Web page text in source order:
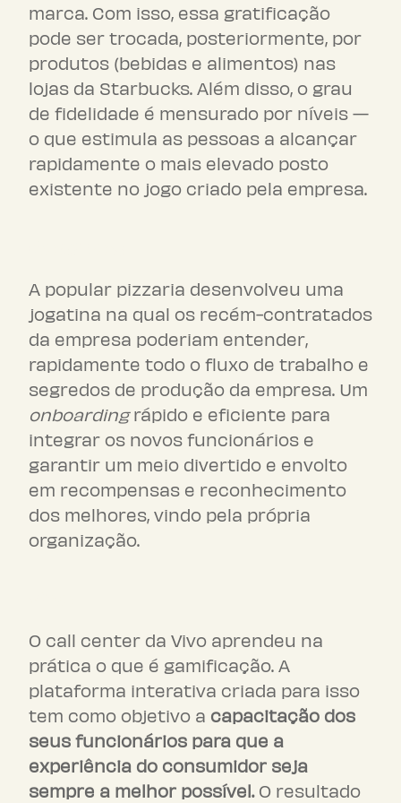
marca. Com isso, essa gratificação
pode ser trocada, posteriormente, por
produtos (bebidas e alimentos) nas
lojas da Starbucks. Além disso, o grau
de fidelidade é mensurado por níveis —
o que estimula as pessoas a alcançar
rapidamente o mais elevado posto
existente no jogo criado pela empresa.
A popular pizzaria desenvolveu uma
jogatina na qual os recém-contratados
da empresa poderiam entender,
rapidamente todo o fluxo de trabalho e
segredos de produção da empresa. Um
onboardingrápido e eficiente para
integrar os novos funcionários e
garantir um meio divertido e envolto
em recompensas e reconhecimento
dos melhores, vindo pela própria
organização.
O call center da Vivo aprendeu na
prática o que é gamificação. A
plataforma interativa criada para isso
tem como objetivo a capacitação dos
seus funcionários para que a
experiência do consumidor seja
sempre a melhor possível.O resultado